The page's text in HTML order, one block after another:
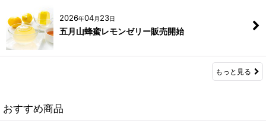
2026年04月 23日
五月山蜂蜜レモンゼリー販売開始
もっと見る
おすすめ商品